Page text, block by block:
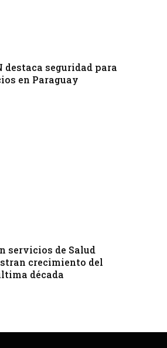
destaca seguridad para
en Paraguay
servicios de Salud
crecimiento del
década